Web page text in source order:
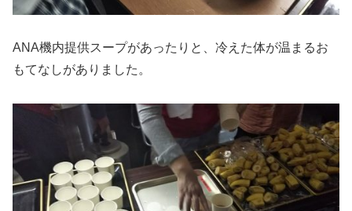
ANA機内提供スープがあったりと、冷えた体が温まるお
もてなしがありました。